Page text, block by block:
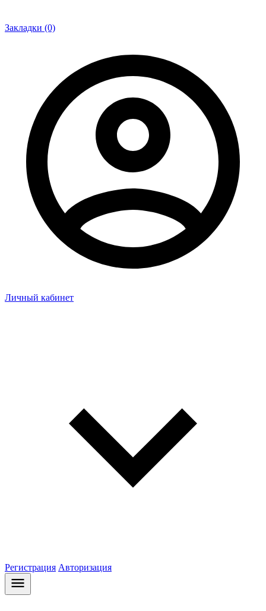
Закладки (0)
Личный кабинет
Регистрация Авторизация